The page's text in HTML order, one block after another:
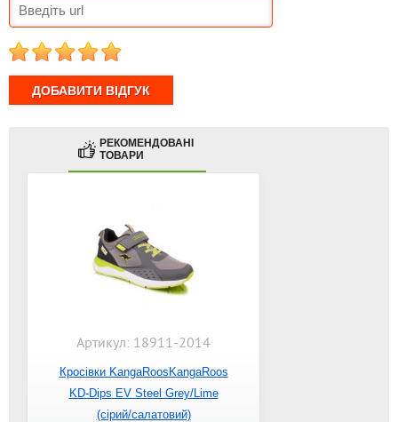
1 2 3 4 5
РЕКОМЕНДОВАНІ
ТОВАРИ
Артикул: 18911-2014
Кросівки KangaRoosKangaRoos
KD-Dips EV Steel Grey/Lime
(сірий/салатовий)